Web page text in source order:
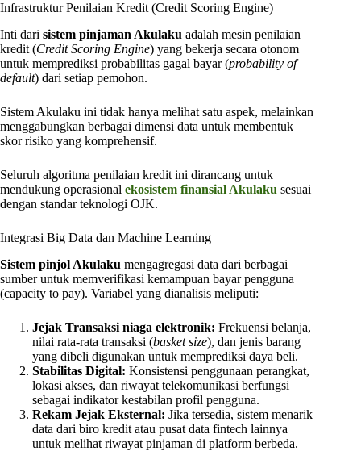
Infrastruktur Penilaian Kredit (Credit Scoring Engine)
Inti dari sistem pinjaman Akulaku adalah mesin penilaian
kredit (Credit Scoring Engine) yang bekerja secara otonom
untuk memprediksi probabilitas gagal bayar (probability of
default) dari setiap pemohon.
Sistem Akulaku ini tidak hanya melihat satu aspek, melainkan
menggabungkan berbagai dimensi data untuk membentuk
skor risiko yang komprehensif.
Seluruh algoritma penilaian kredit ini dirancang untuk
mendukung operasional ekosistem finansial Akulaku sesuai
dengan standar teknologi OJK.
Integrasi Big Data dan Machine Learning
Sistem pinjol Akulaku mengagregasi data dari berbagai
sumber untuk memverifikasi kemampuan bayar pengguna
(capacity to pay). Variabel yang dianalisis meliputi:
Jejak Transaksi niaga elektronik: Frekuensi belanja,
nilai rata-rata transaksi (basket size), dan jenis barang
yang dibeli digunakan untuk memprediksi daya beli.
Stabilitas Digital: Konsistensi penggunaan perangkat,
lokasi akses, dan riwayat telekomunikasi berfungsi
sebagai indikator kestabilan profil pengguna.
Rekam Jejak Eksternal: Jika tersedia, sistem menarik
data dari biro kredit atau pusat data fintech lainnya
untuk melihat riwayat pinjaman di platform berbeda.